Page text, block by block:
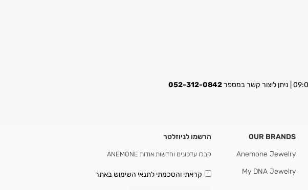
052-312-0842
OUR BRANDS
Anemone Jewelry
My DNA Jewelry
הרשמו לניוזלטר
קבלו עדכונים וחדשות אודות ANEMONE
קראתי והסכמתילתנאי השימוש באתר